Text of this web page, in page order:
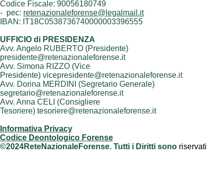
Codice Fiscale: 90056180749
- pec: retenazionaleforense@legalmail.it
IBAN: IT18C0538736740000003396555
UFFICIO di PRESIDENZA
Avv. Angelo RUBERTO (Presidente)
presidente@retenazionaleforense.it
Avv. Simona RIZZO (Vice
Presidente) vicepresidente@retenazionaleforense.it
Avv. Dorina MERDINI (Segretario Generale)
segretario@retenazionaleforense.it
Avv. Anna CELI (Consigliere
Tesoriere) tesoriere@retenazionaleforense.it
Informativa Privacy
Codice Deontologico Forense
©2024ReteNazionaleForense. Tutti i Diritti sono riservati